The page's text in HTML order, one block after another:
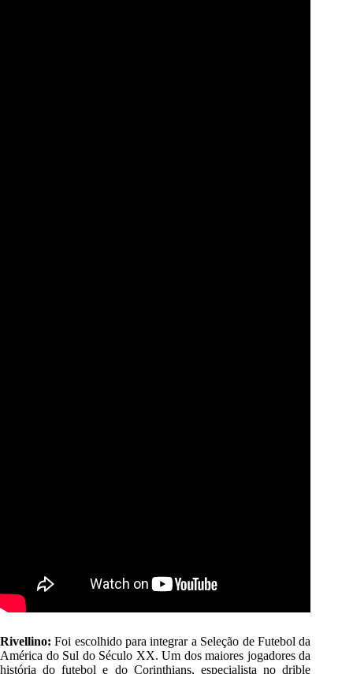
Rivellino:Foi escolhido para integrar a Seleção de Futebol da
América do Sul do Século XX. Um dos maiores jogadores da
história do futebol e do Corinthians, especialista no drible